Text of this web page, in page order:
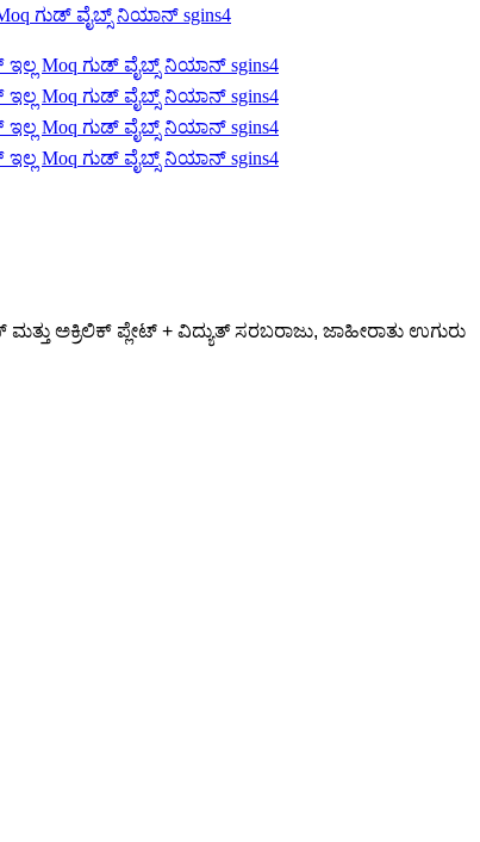
ಅಕ್ರಿಲಿಕ್ ಪ್ಲೇಟ್ + ವಿದ್ಯುತ್ ಸರಬರಾಜು, ಜಾಹೀರಾತು ಉಗುರು